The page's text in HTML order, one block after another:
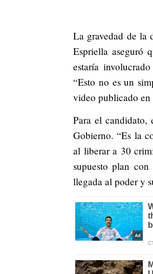
La gravedad de la
Espriella aseguró
estaría
“Esto no es un
video publicado en
Para el candidato,
Gobierno. “Es la
al liberar a 30
supuesto plan
llegada al poder y